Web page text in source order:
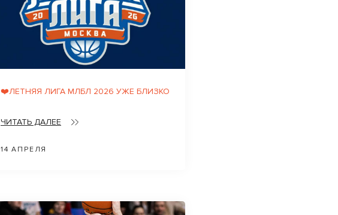
❤️ЛЕТНЯЯ ЛИГА МЛБЛ 2026 УЖЕ БЛИЗКО
ЧИТАТЬ ДАЛЕЕ
14 АПРЕЛЯ